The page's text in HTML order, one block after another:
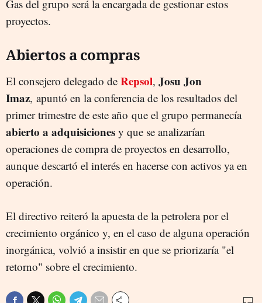
Gas del grupo será la encargada de gestionar estos
proyectos.
Abiertos a compras
El consejero delegado de Repsol, Josu Jon
Imaz, apuntó en la conferencia de los resultados del
primer trimestre de este año que el grupo permanecía
abierto a adquisiciones y que se analizarían
operaciones de compra de proyectos en desarrollo,
aunque descartó el interés en hacerse con activos ya en
operación.
El directivo reiteró la apuesta de la petrolera por el
crecimiento orgánico y, en el caso de alguna operación
inorgánica, volvió a insistir en que se priorizaría "el
retorno" sobre el crecimiento.